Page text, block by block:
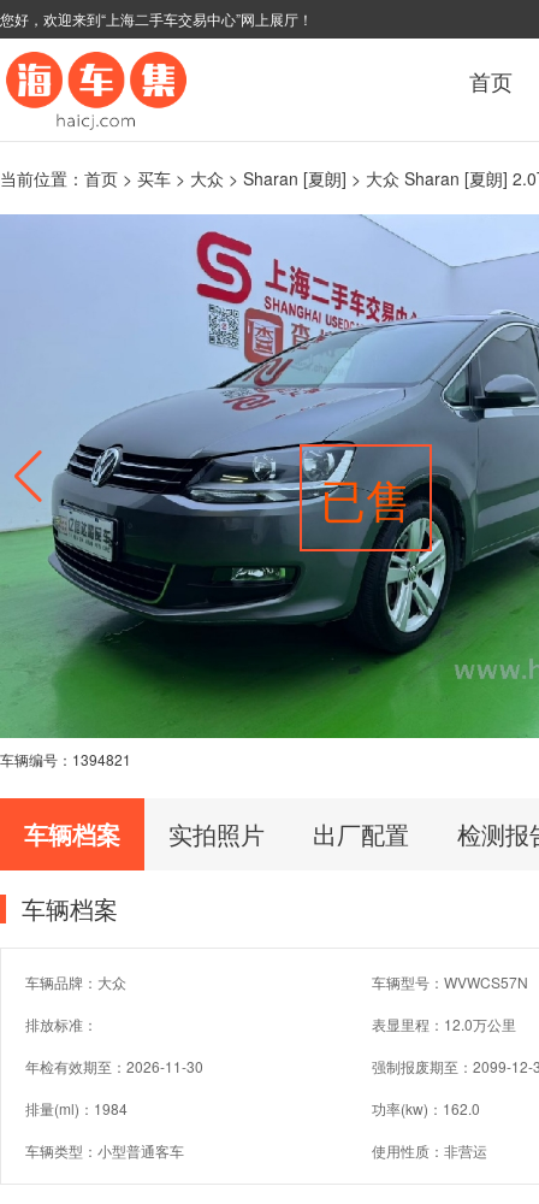
您好，欢迎来到“上海二手车交易中心”网上展厅！
首页
当前位置： 首页 > 买车 > 大众 > Sharan [夏朗] > 大众 Sharan [夏朗]
已售
车辆编号： 1394821
车辆档案 实拍照片 出厂配置 检测报
车辆档案
车辆品牌：大众 车辆型号：WVWCS57N
排放标准： 表显里程：12.0万公里
年检有效期至：2026-11-30 强制报废期至：2099-12-
排量(ml)：1984 功率(kw)：162.0
车辆类型：小型普通客车 使用性质：非营运